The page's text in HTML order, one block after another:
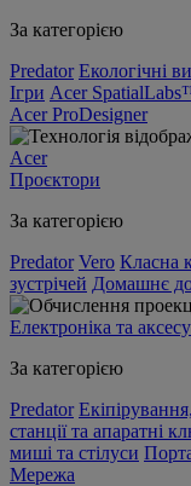
За категорією
Predator Екологічні
Ігри Acer
Acer ProDesigner
Acer
Проєктори
За категорією
Predator Vero Класна
зустрічей Домашнє
Електроніка та
За категорією
Predator
станції та апаратні
миші та стілуси
Мережа